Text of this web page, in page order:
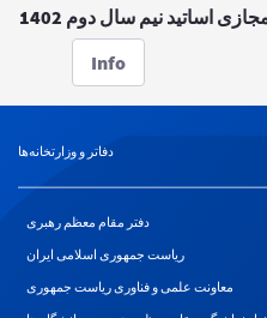
Info
دفاتر و وزارتخانه‌ها
دفتر مقام معظم رهبری
ریاست جمهوری اسلامی ایران
معاونت علمی و فناوری ریاست جمهوری